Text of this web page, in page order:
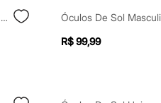
Óculos De Sol Masculino Esportivo De Acetato Preto
R$ 99,99